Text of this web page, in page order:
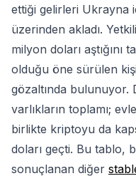
ettiği gelirleri Ukrayna
üzerinden akladı.
milyon doları aştığını
olduğu öne sürülen
gözaltında bulunuyor.
varlıkların toplamı;
birlikte kriptoyu da
doları geçti. Bu tablo,
sonuçlanan diğer